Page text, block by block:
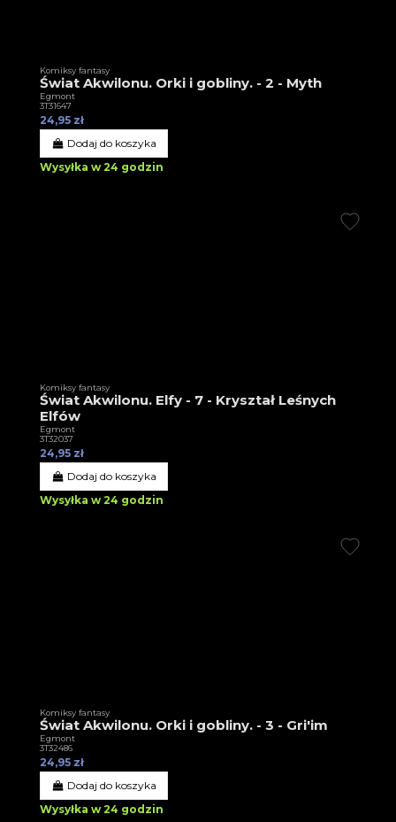
Komiksy fantasy
Świat Akwilonu. Orki i gobliny. - 2 - Myth
Egmont
3T31647
24,95 zł
Dodaj do koszyka
Wysyłka w 24 godzin
Komiksy fantasy
Świat Akwilonu. Elfy - 7 - Kryształ Leśnych
Elfów
Egmont
3T32037
24,95 zł
Dodaj do koszyka
Wysyłka w 24 godzin
Komiksy fantasy
Świat Akwilonu. Orki i gobliny. - 3 - Gri'im
Egmont
3T32486
24,95 zł
Dodaj do koszyka
Wysyłka w 24 godzin